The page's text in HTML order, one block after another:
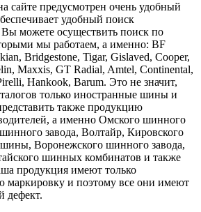
сайте предусмотрен очень удобный
удобный поиск
Вы можете осуществить поиск по
мы работаем, а именно: BF
Bridgestone, Tigar, Gislaved, Cooper,
Maxxis, GT Radial, Amtel, Continental,
Hankook, Barum. Это не значит,
только иностранные шины и
также продукцию
а именно Омского шинного
завода, Волтайр, Кировского
Воронежского шинного завода,
шинных комбинатов и также
продукция имеют только
маркировку и поэтому все они имеют
дефект.